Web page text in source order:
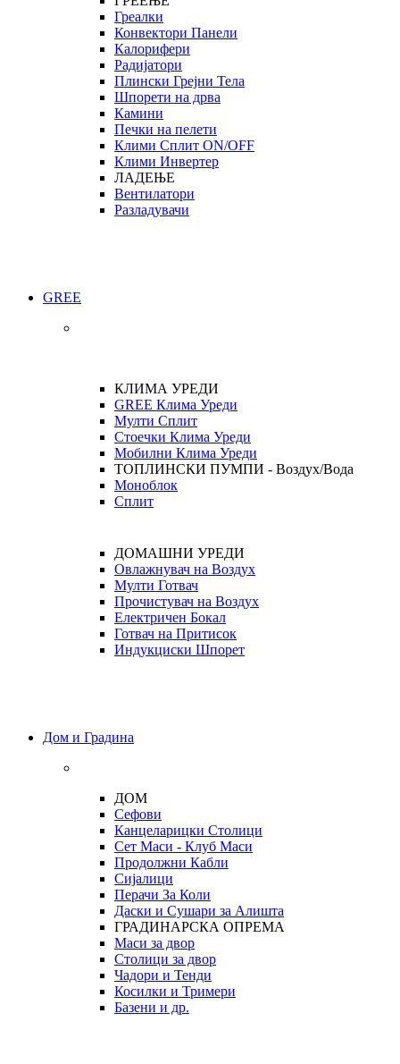
Греалки
Конвектори Панели
Калорифери
Радијатори
Плински Грејни Тела
Шпорети на дрва
Камини
Печки на пелети
Клими Сплит ON/OFF
Клими Инвертер
ЛАДЕЊЕ
Вентилатори
Разладувачи
GREE
КЛИМА УРЕДИ
GREE Клима Уреди
Мулти Сплит
Стоечки Клима Уреди
Мобилни Клима Уреди
ТОПЛИНСКИ ПУМПИ - Воздух/Вода
Моноблок
Сплит
ДОМАШНИ УРЕДИ
Овлажнувач на Воздух
Мулти Готвач
Прочистувач на Воздух
Електричен Бокал
Готвач на Притисок
Индукциски Шпорет
Дом и Градина
ДОМ
Сефови
Канцеларицки Столици
Сет Маси - Клуб Маси
Продолжни Кабли
Сијалици
Перачи За Коли
Даски и Сушари за Алишта
ГРАДИНАРСКА ОПРЕМА
Маси за двор
Столици за двор
Чадори и Тенди
Косилки и Тримери
Базени и др.